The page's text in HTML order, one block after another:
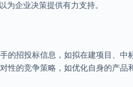
为企业决策提供有力支持。
的招投标信息，如拟在建项目、
性的竞争策略，如优化自身的产品